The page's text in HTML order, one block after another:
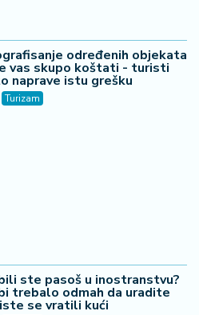
određenih objekata
vas skupo koštati - turisti
naprave istu grešku
Turizam
ste pasoš u inostranstvu?
trebalo odmah da uradite
se vratili kući